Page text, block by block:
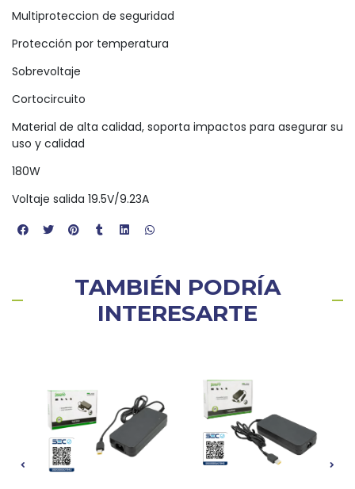
Multiproteccion de seguridad
Protección por temperatura
Sobrevoltaje
Cortocircuito
Material de alta calidad, soporta impactos para asegurar su
uso y calidad
180W
Voltaje salida 19.5V/9.23A
TAMBIÉN PODRÍA
INTERESARTE